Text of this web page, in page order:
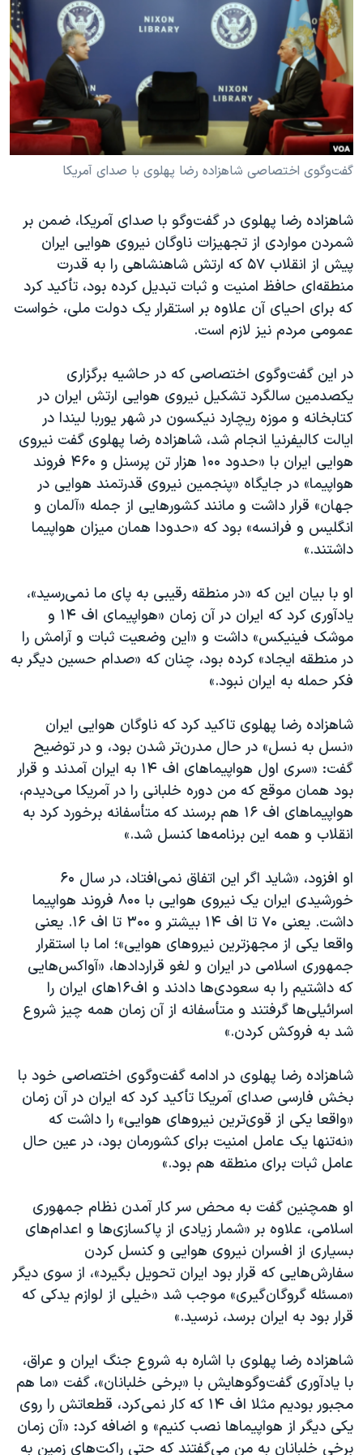
فرهنگ و زندگی
حقوق شهروندی
اقتصادی
علم و فناوری
اسرائیل در جنگ
گالری عکس
مستندها
انتخابات ریاست جمهوری آمریکا ۲۰۲۴
حمله جمهوری اسلامی به اسرائیل
رمز مهسا
ورزش زنان در ایران
اعتراضات زن، زندگی، آزادی
تریبونال مردمی آبان ۹۸
دادگاه حمید نوری
چهل سال گروگان‌گیری
قانون شفافیت دارائی کادر رهبری ایران
اعتراضات مردمی آبان ۹۸
اسرائیل در جنگ
نرگس محمدی برنده جایزه نوبل صلح
همایش محافظه‌کاران آمریکا «سی‌پک»
صفحه‌های ویژه
سفر پرزیدنت ترامپ به چین
دنبال کنید
زبانهای مختلف
گفت‌وگوی اختصاصی شاهزاده رضا پهلوی با صدای آمریکا
شاهزاده رضا پهلوی در گفت‌وگو با صدای آمریکا، ضمن بر
شمردن مواردی از تجهیزات ناوگان نیروی هوایی ایران
پیش از انقلاب ۵۷ که ارتش شاهنشاهی را به قدرت
منطقه‌ای حافظ امنیت و ثبات تبدیل کرده بود، تأکید کرد
که برای احیای آن علاوه بر استقرار یک دولت ملی، خواست
عمومی مردم نیز لازم است.
در این گفت‌وگوی اختصاصی که در حاشیه برگزاری
یکصدمین سالگرد تشکیل نیروی هوایی ارتش ایران در
کتابخانه و موزه ریچارد نیکسون در شهر یوربا لیندا در
ایالت کالیفرنیا انجام شد، شاهزاده رضا پهلوی گفت نیروی
هوایی ایران با «حدود ۱۰۰ هزار تن پرسنل و ۴۶۰ فروند
هواپیما» در جایگاه «پنجمین نیروی قدرتمند هوایی در
جهان» قرار داشت و مانند کشورهایی از جمله «آلمان و
انگلیس و فرانسه» بود که «حدودا همان میزان هواپیما
داشتند.»
او با بیان این که «در منطقه رقیبی به پای ما نمی‌رسید»،
یادآوری کرد که ایران در آن زمان «هواپیمای اف ۱۴ و
موشک فینیکس» داشت و «این وضعیت ثبات و آرامش را
در منطقه ایجاد» کرده بود، چنان که «صدام حسین دیگر به
فکر حمله به ایران نبود.»
شاهزاده رضا پهلوی تاکید کرد که ناوگان هوایی ایران
«نسل به نسل» در حال مدرن‌تر شدن بود، و در توضیح
گفت: «سری اول هواپیماهای اف ۱۴ به ایران آمدند و قرار
بود همان موقع که من دوره خلبانی را در آمریکا می‌دیدم،
هواپیماهای اف ۱۶ هم برسند که متأسفانه برخورد کرد به
انقلاب و همه این برنامه‌ها کنسل شد.»
او افزود، «شاید اگر این اتفاق نمی‌افتاد، در سال ۶۰
خورشیدی ایران یک نیروی هوایی با ۸۰۰ فروند هواپیما
داشت. یعنی ۷۰ تا اف ۱۴ بیشتر و ۳۰۰ تا اف ۱۶. یعنی
واقعا یکی از مجهزترین نیروهای هوایی»؛ اما با استقرار
جمهوری اسلامی در ایران و لغو قراردادها، «آواکس‌هایی
که داشتیم را به سعودی‌ها دادند و اف۱۶های ایران را
اسرائیلی‌ها گرفتند و متأسفانه از آن زمان همه چیز شروع
شد به فروکش کردن.»
شاهزاده رضا پهلوی در ادامه گفت‌وگوی اختصاصی خود با
بخش فارسی صدای آمریکا تأکید کرد که ایران در آن زمان
«واقعا یکی از قوی‌ترین نیروهای هوایی» را داشت که
«نه‌تنها یک عامل امنیت برای کشورمان بود، در عین حال
عامل ثبات برای منطقه هم بود.»
او همچنین گفت به محض سر کار آمدن نظام جمهوری
اسلامی، علاوه بر «شمار زیادی از پاکسازی‌ها و اعدام‌های
بسیاری از افسران نیروی هوایی و کنسل کردن
سفارش‌هایی که قرار بود ایران تحویل بگیرد»، از سوی دیگر
«مسئله گروگان‌گیری» موجب شد «خیلی از لوازم یدکی که
قرار بود به ایران برسد، نرسید.»
شاهزاده رضا پهلوی با اشاره به شروع جنگ ایران و عراق،
با یادآوری گفت‌وگوهایش با «برخی خلبانان»، گفت «ما هم
مجبور بودیم مثلا اف ۱۴ که کار نمی‌کرد، قطعاتش را روی
یکی دیگر از هواپیماها نصب کنیم» و اضافه کرد: «آن زمان
برخی خلبانان به من می‌گفتند که حتی راکت‌های زمین به